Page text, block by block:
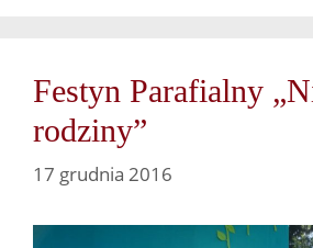
Festyn Parafialny
rodziny”
17 grudnia 2016